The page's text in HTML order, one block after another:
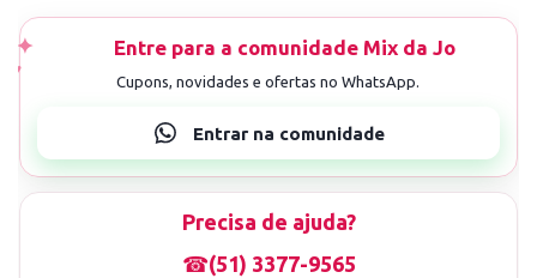
Precisa de ajuda?
☎(51) 3377-9565